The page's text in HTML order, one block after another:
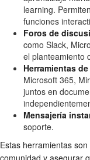
learning.
funciones
Foros de
como Slack,
el planteamiento
Herramientas
Microsoft 365,
juntos en
Mensajería
soporte.
Estas herramientas